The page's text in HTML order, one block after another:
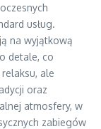
usług.
na wyjątkową
detale, co
ale
oraz
atmosfery, w
zabiegów